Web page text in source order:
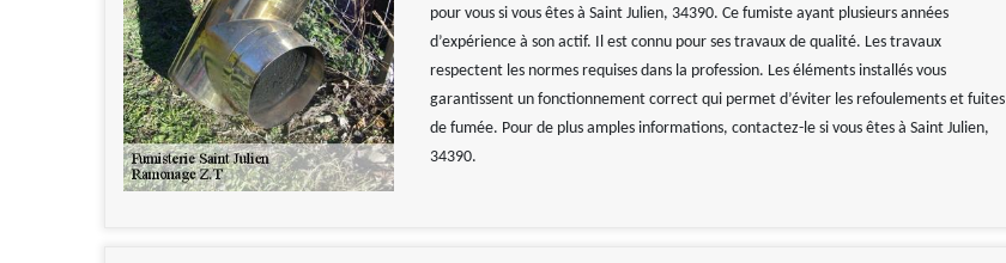
pour vous si vous êtes à Saint Julien, 34390. Ce fumiste ayant plusieurs années
d’expérience à son actif. Il est connu pour ses travaux de qualité. Les travaux
respectent les normes requises dans la profession. Les éléments installés vous
garantissent un fonctionnement correct qui permet d’éviter les refoulements et fuites
de fumée. Pour de plus amples informations, contactez-le si vous êtes à Saint Julien,
34390.